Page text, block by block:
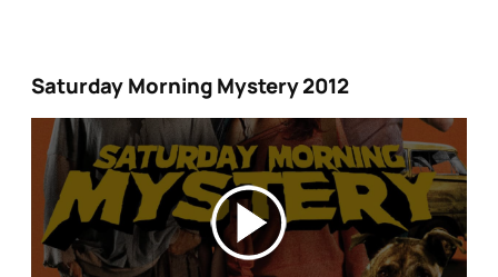
Saturday Morning Mystery 2012